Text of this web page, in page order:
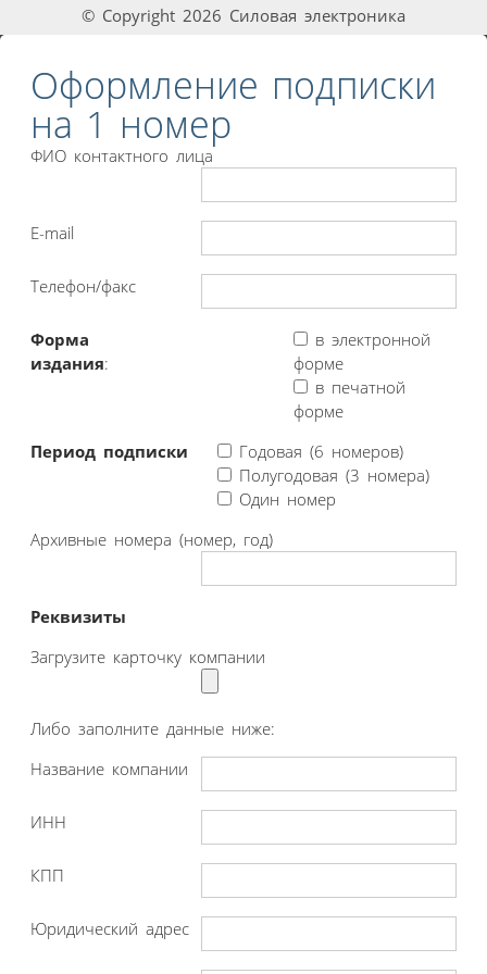
© Copyright 2026 Силовая электроника
Оформление подписки
на 1 номер
ФИО контактного лица
E-mail
Телефон/факс
Форма
издания:
в электронной
форме
в печатной
форме
Период подписки
Годовая (6 номеров)
Полугодовая (3 номера)
Один номер
Архивные номера (номер, год)
Реквизиты
Загрузите карточку компании
Либо заполните данные ниже:
Название компании
ИНН
КПП
Юридический адрес